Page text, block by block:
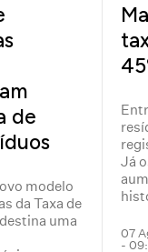
de
modelo
da Taxa de
uma
Já
07
-